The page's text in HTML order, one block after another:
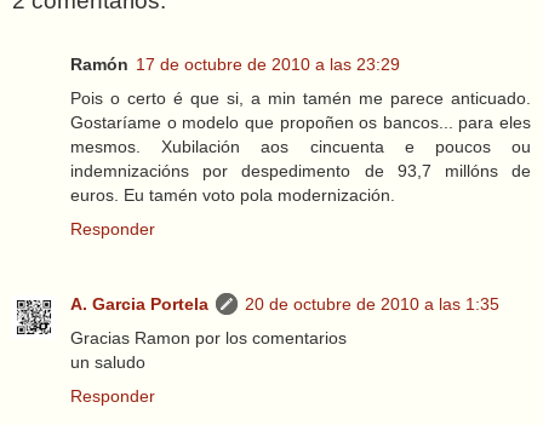
Ramón 17 de octubre de 2010 a las 23:29
Pois o certo é que si, a min tamén me parece anticuado.
Gostaríame o modelo que propoñen os bancos... para eles
mesmos. Xubilación aos cincuenta e poucos ou
indemnizacións por despedimento de 93,7 millóns de
euros. Eu tamén voto pola modernización.
Responder
A. Garcia Portela
20 de octubre de 2010 a las 1:35
Gracias Ramon por los comentarios
un saludo
Responder